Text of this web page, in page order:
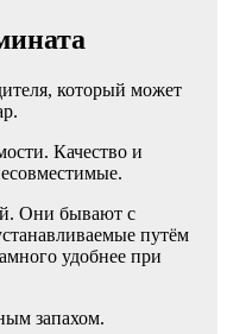
который может
Качество и
Они бывают с
путём
удобнее при
запахом.